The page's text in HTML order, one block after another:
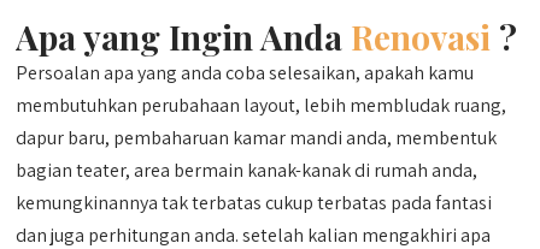
Apa yang Ingin Anda Renovasi ?
Persoalan apa yang anda coba selesaikan, apakah kamu
membutuhkan perubahaan layout, lebih membludak ruang,
dapur baru, pembaharuan kamar mandi anda, membentuk
bagian teater, area bermain kanak-kanak di rumah anda,
kemungkinannya tak terbatas cukup terbatas pada fantasi
dan juga perhitungan anda. setelah kalian mengakhiri apa